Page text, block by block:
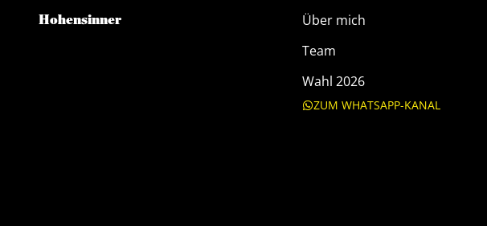
Hohensinner
Über mich
Team
Wahl 2026
ZUM WHATSAPP-KANAL